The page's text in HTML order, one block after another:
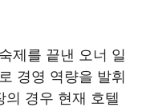
제를 끝낸 오너 일
경영 역량을 발휘
의 경우 현재 호텔